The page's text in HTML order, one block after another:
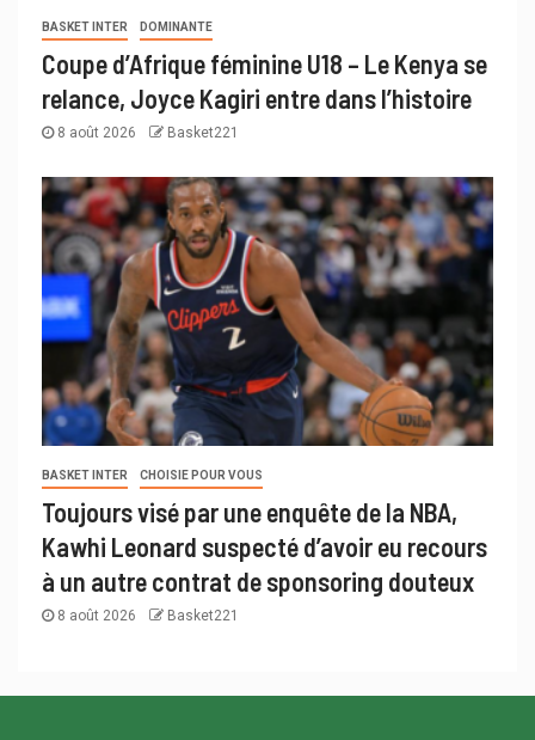
BASKET INTER DOMINANTE
Coupe d’Afrique féminine U18 – Le Kenya se
relance, Joyce Kagiri entre dans l’histoire
8 août 2026 Basket221
BASKET INTER CHOISIE POUR VOUS
Toujours visé par une enquête de la NBA,
Kawhi Leonard suspecté d’avoir eu recours
à un autre contrat de sponsoring douteux
8 août 2026 Basket221